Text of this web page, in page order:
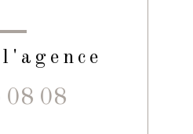
08 08